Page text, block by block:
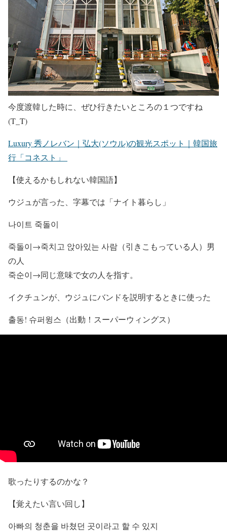
今度渡韓した時に、ぜひ行きたいところの１つですね
(T_T)
Luxury 秀ノレバン｜弘大(ソウル)の観光スポット｜韓国旅
行「コネスト」
【使えるかもしれない韓国語】
ウジュが言った、字幕では「ナイト暮らし」
나이트 죽돌이
죽돌이→죽치고 앉아있는 사람（引きこもっている人）男
の人
죽순이→同じ意味で女の人を指す。
イクチュンが、ウジュにバンドを説明するときに使った
출동! 슈퍼윙스（出動！スーパーウィングス）
歌ったりするのかな？
【覚えたい言い回し】
아빠의 청춘을 바쳤던 곳이라고 할 수 있지